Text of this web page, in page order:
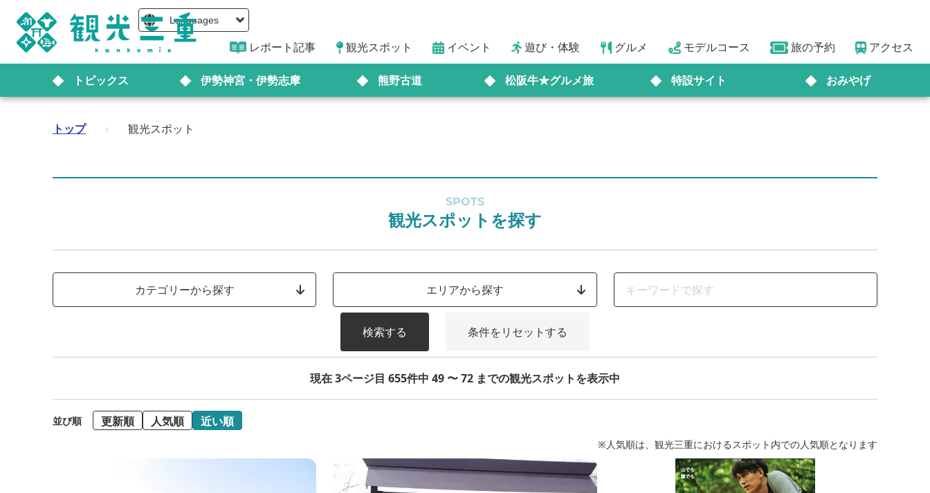
Languages
レポート記事 観光スポット イベント 遊び・体験 グルメ モデルコース 旅の予約 アクセス
トピックス 伊勢神宮・伊勢志摩 熊野古道 松阪牛★グルメ旅 特設サイト おみやげ
トップ › 観光スポット
SPOTS
観光スポットを探す
カテゴリーから探す エリアから探す
検索する 条件をリセットする
現在 3ページ目 655件中 49 〜 72 までの観光スポットを表示中
並び順 更新順 人気順 近い順
※人気順は、観光三重におけるスポット内での人気順となります